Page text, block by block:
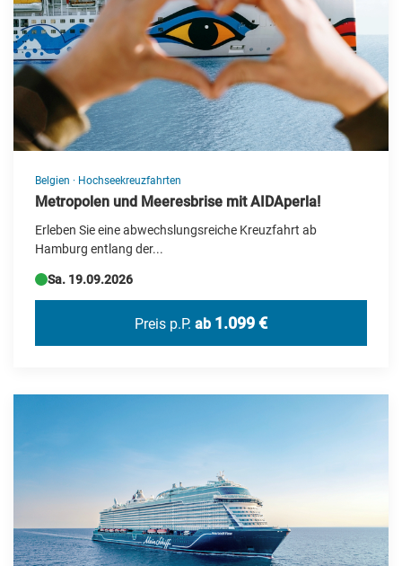
Belgien · Hochseekreuzfahrten
Metropolen und Meeresbrise mit AIDAperla!
Erleben Sie eine abwechslungsreiche Kreuzfahrt ab
Hamburg entlang der...
Sa. 19.09.2026
Preis p.P. ab 1.099 €